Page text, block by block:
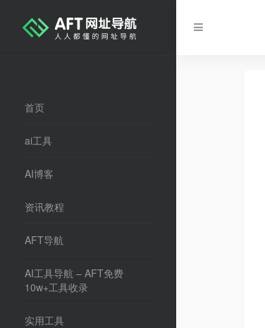
首页
ai工具
AI博客
资讯教程
AFT导航
AI工具导航 – AFT免费
10w+工具收录
实用工具